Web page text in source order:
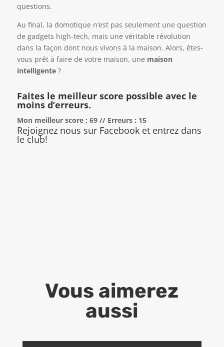
questions.
Au final, la domotique n’est pas seulement une question
de gadgets high-tech, mais une véritable révolution
dans la façon dont nous vivons à la maison. Alors, êtes-
vous prêt à faire de votre maison, une maison
intelligente?
Faites le meilleur score possible avec le
moins d’erreurs.
Mon meilleur score : 69 // Erreurs : 15
Rejoignez nous sur Facebook et entrez dans
le club!
Vous aimerez
aussi